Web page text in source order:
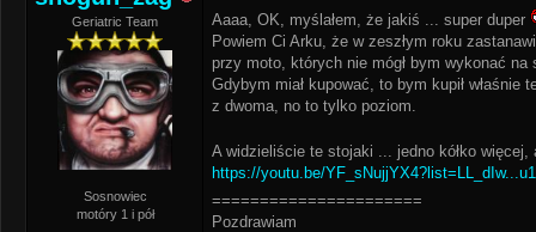
Geriatric Team
Sosnowiec
motóry 1 i pół
Aaaa, OK, myślałem, że jakiś ... super duper
Powiem Ci Arku, że w zeszłym roku
przy moto, których nie mógł bym wykonać
Gdybym miał kupować, to bym kupił
z dwoma, no to tylko poziom.
A widzieliście te stojaki ... jedno kółko
https://youtu.be/
======================
Pozdrawiam